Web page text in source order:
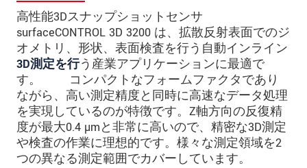
高性能3Dスナップショットセンサ
surfaceCONTROL 3D 3200 は、拡散反射表面でのジ
オメトリ、形状、表面検査を行う自動インライン
3D測定を行う産業アプリケーションに最適で
す。 コンパクトなフォームファクタであり
ながら、高い測定精度と同時に高速なデータ処理
を実現しているのが特徴です。Z軸方向の反復精
度が最大0.4 µmと非常に高いので、精密な3D測定
や検査の作業に理想的です。様々な測定領域を2
つの異なる測定範囲でカバーしています。
電話
メールアドレ
ス*
メッセージ*
ご連絡願います